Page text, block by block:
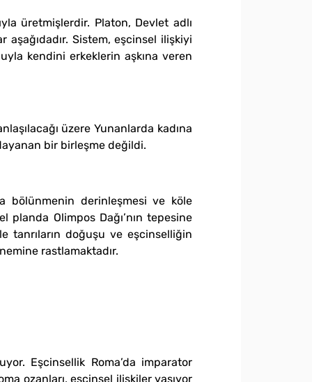
üretmişlerdir. Platon, Devlet adlı
aşağıdadır. Sistem, eşcinsel ilişkiyi
kendini erkeklerin aşkına veren
üzere Yunanlarda kadına
bir birleşme değildi.
bölünmenin derinleşmesi ve köle
Olimpos Dağı’nın tepesine
tanrıların doğuşu ve eşcinselliğin
rastlamaktadır.
Eşcinsellik Roma’da imparator
ozanları, eşcinsel ilişkiler yaşıyor